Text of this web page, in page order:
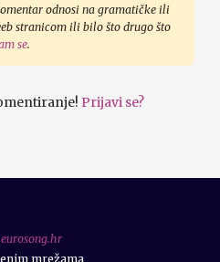
odnosi na gramatičke ili
stranicom ili bilo što drugo što
se.
Prijavi se?
eurosong.hr
mrežama